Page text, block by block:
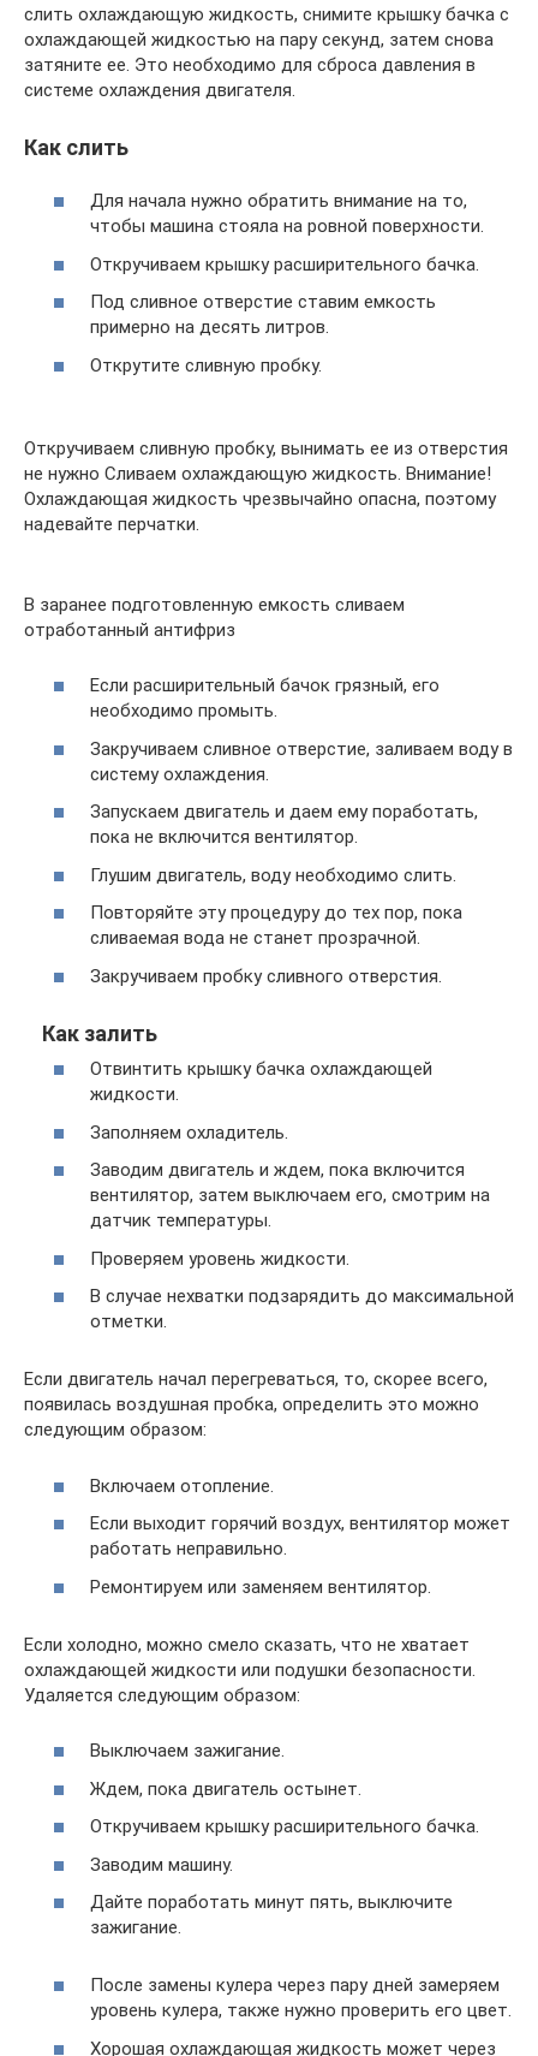
слить охлаждающую жидкость, снимите крышку бачка с
охлаждающей жидкостью на пару секунд, затем снова
затяните ее. Это необходимо для сброса давления в
системе охлаждения двигателя.
Как слить
Для начала нужно обратить внимание на то,
чтобы машина стояла на ровной поверхности.
Откручиваем крышку расширительного бачка.
Под сливное отверстие ставим емкость
примерно на десять литров.
Открутите сливную пробку.
Откручиваем сливную пробку, вынимать ее из отверстия
не нужно Сливаем охлаждающую жидкость. Внимание!
Охлаждающая жидкость чрезвычайно опасна, поэтому
надевайте перчатки.
В заранее подготовленную емкость сливаем
отработанный антифриз
Если расширительный бачок грязный, его
необходимо промыть.
Закручиваем сливное отверстие, заливаем воду в
систему охлаждения.
Запускаем двигатель и даем ему поработать,
пока не включится вентилятор.
Глушим двигатель, воду необходимо слить.
Повторяйте эту процедуру до тех пор, пока
сливаемая вода не станет прозрачной.
Закручиваем пробку сливного отверстия.
Как залить
Отвинтить крышку бачка охлаждающей
жидкости.
Заполняем охладитель.
Заводим двигатель и ждем, пока включится
вентилятор, затем выключаем его, смотрим на
датчик температуры.
Проверяем уровень жидкости.
В случае нехватки подзарядить до максимальной
отметки.
Если двигатель начал перегреваться, то, скорее всего,
появилась воздушная пробка, определить это можно
следующим образом:
Включаем отопление.
Если выходит горячий воздух, вентилятор может
работать неправильно.
Ремонтируем или заменяем вентилятор.
Если холодно, можно смело сказать, что не хватает
охлаждающей жидкости или подушки безопасности.
Удаляется следующим образом:
Выключаем зажигание.
Ждем, пока двигатель остынет.
Откручиваем крышку расширительного бачка.
Заводим машину.
Дайте поработать минут пять, выключите
зажигание.
После замены кулера через пару дней замеряем
уровень кулера, также нужно проверить его цвет.
Хорошая охлаждающая жидкость может через